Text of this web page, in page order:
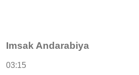
Imsak Andarabiya
03:15